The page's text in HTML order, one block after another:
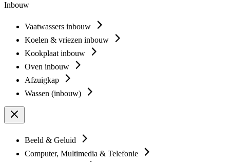
Inbouw
Vaatwassers inbouw
Koelen & vriezen inbouw
Kookplaat inbouw
Oven inbouw
Afzuigkap
Wassen (inbouw)
Beeld & Geluid
Computer, Multimedia & Telefonie